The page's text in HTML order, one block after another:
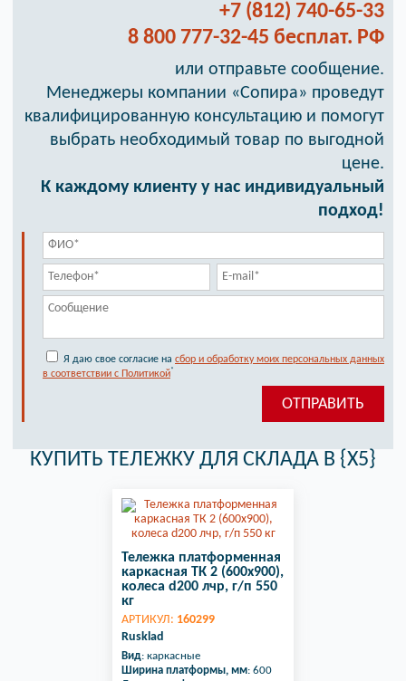
+7 (812) 740-65-33
8 800 777-32-45 бесплат. РФ
или отправьте сообщение.
Менеджеры компании «Сопира» проведут
квалифицированную консультацию и помогут
выбрать необходимый товар по выгодной
цене.
К каждому клиенту у нас индивидуальный
подход!
Я даю свое согласие на сбор и обработку моих персональных данных
в соответствии с Политикой*
КУПИТЬ ТЕЛЕЖКУ ДЛЯ СКЛАДА В {X5}
Тележка платформенная
каркасная ТК 2 (600х900),
колеса d200 лчр, г/п 550
кг
АРТИКУЛ: 160299
Rusklad
Вид: каркасные
Ширина платформы, мм: 600